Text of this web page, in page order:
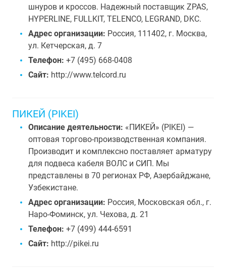
шнуров и кроссов. Надежный поставщик ZPAS,
HYPERLINE, FULLKIT, TELENCO, LEGRAND, DKC.
Адрес организации: Россия, 111402, г. Москва,
ул. Кетчерская, д. 7
Телефон: +7 (495) 668-0408
Сайт: http://www.telcord.ru
ПИКЕЙ (PIKEI)
Описание деятельности: «ПИКЕЙ» (PIKEI) —
оптовая торгово-производственная компания.
Производит и комплексно поставляет арматуру
для подвеса кабеля ВОЛС и СИП. Мы
представлены в 70 регионах РФ, Азербайджане,
Узбекистане.
Адрес организации: Россия, Московская обл., г.
Наро-Фоминск, ул. Чехова, д. 21
Телефон: +7 (499) 444-6591
Сайт: http://pikei.ru